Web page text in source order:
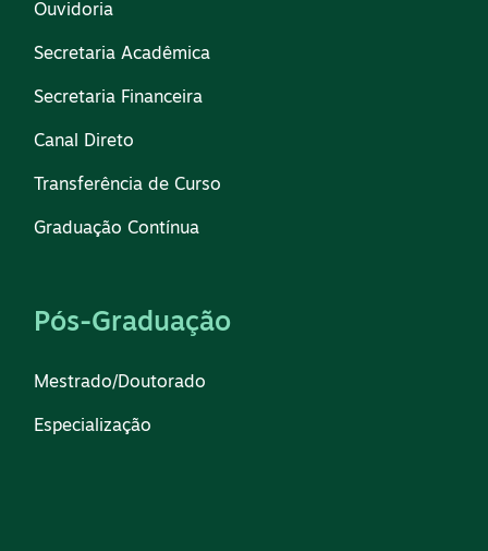
Ouvidoria
Secretaria Acadêmica
Secretaria Financeira
Canal Direto
Transferência de Curso
Graduação Contínua
Pós-Graduação
Mestrado/Doutorado
Especialização